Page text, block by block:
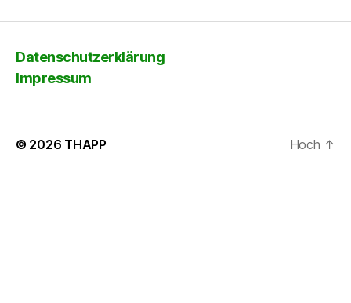
Datenschutzerklärung
Impressum
© 2026 THAPP Hoch ↑